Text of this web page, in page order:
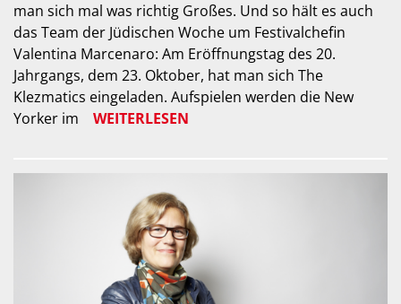
man sich mal was richtig Großes. Und so hält es auch
das Team der Jüdischen Woche um Festivalchefin
Valentina Marcenaro: Am Eröffnungstag des 20.
Jahrgangs, dem 23. Oktober, hat man sich The
Klezmatics eingeladen. Aufspielen werden die New
Yorker im
WEITERLESEN